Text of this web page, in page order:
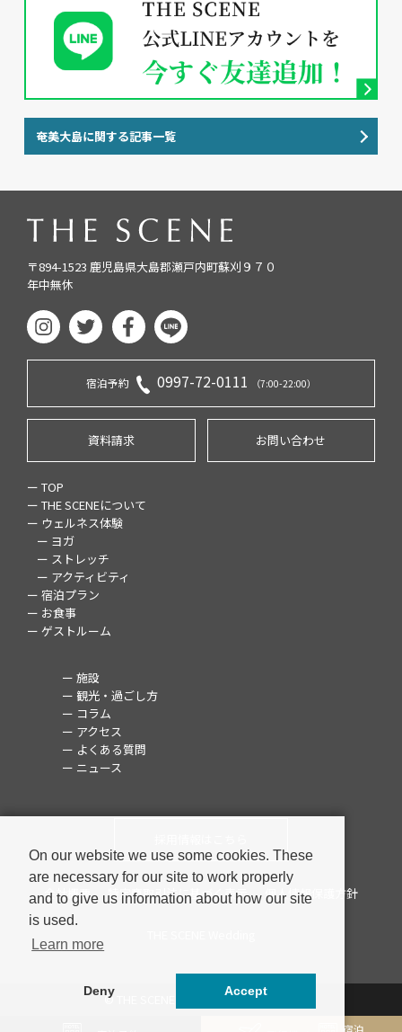
宿泊
宿泊
奄美大島に関する記事一覧
〒894-1523 鹿児島県大島郡瀬戸内町蘇刈９７０
年中無休
宿泊予約 0997-72-0111 （7:00-22:00）
資料請求 お問い合わせ
ー TOP
ー THE SCENEについて
ー ウェルネス体験
ー ヨガ
ー ストレッチ
ー アクティビティ
ー 宿泊プラン
ー お食事
ー ゲストルーム
ー 施設
ー 観光・過ごし方
ー コラム
ー アクセス
ー よくある質問
ー ニュース
会社概要 特定商取引法に基づく表示 個人情報保護方針
© THE SCENE ALL RIGHTS RESERVED.
On our website we use some cookies. These
are necessary for our site to work properly
and to give us information about how our site
is used.
Learn more
Deny Accept